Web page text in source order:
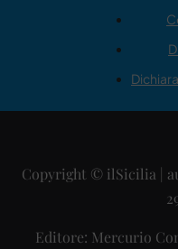
Copyright © ilSicilia |
Editore: Mercurio